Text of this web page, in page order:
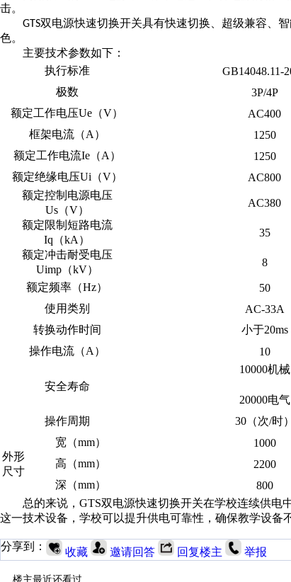
击。
GTS双电源快速切换开关具有快速切换、超级兼容、
色。
主要技术参数如下：
执行标准
GB14048.11-
极数
3P/4P
额定工作电压Ue（V）
AC400
框架电流（A）
1250
额定工作电流Ie（A）
1250
额定绝缘电压Ui（V）
AC800
额定控制电源电压
Us（V）
AC380
额定限制短路电流
Iq（kA）
35
额定冲击耐受电压
Uimp（kV）
8
额定频率（Hz）
50
使用类别
AC-33A
转换动作时间
小于20ms
操作电流（A） 10
安全寿命
10000机械
20000电气
操作周期
30（次/时）
外形
尺寸
宽（mm）
1000
高 （mm）
2200
深 （mm）
800
总的来说， GTS双电源快速切换开关在学校连续供电
这一技术设备，学校可以提升供电可靠性，确保教学设备
分享到： 收藏 邀请回答 回复楼主 举报
楼主最近还看过